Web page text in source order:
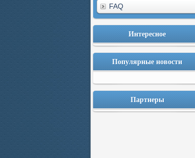
FAQ
Интересное
Популярные новости
Партнеры